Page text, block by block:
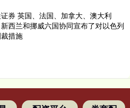
券 英国、法国、加拿大、澳大利
西兰和挪威六国协同宣布了对以色列
措施